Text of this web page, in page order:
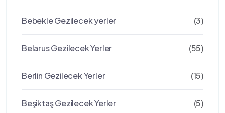
Bebekle Gezilecek yerler (3)
Belarus Gezilecek Yerler (55)
Berlin Gezilecek Yerler (15)
Beşiktaş Gezilecek Yerler (5)